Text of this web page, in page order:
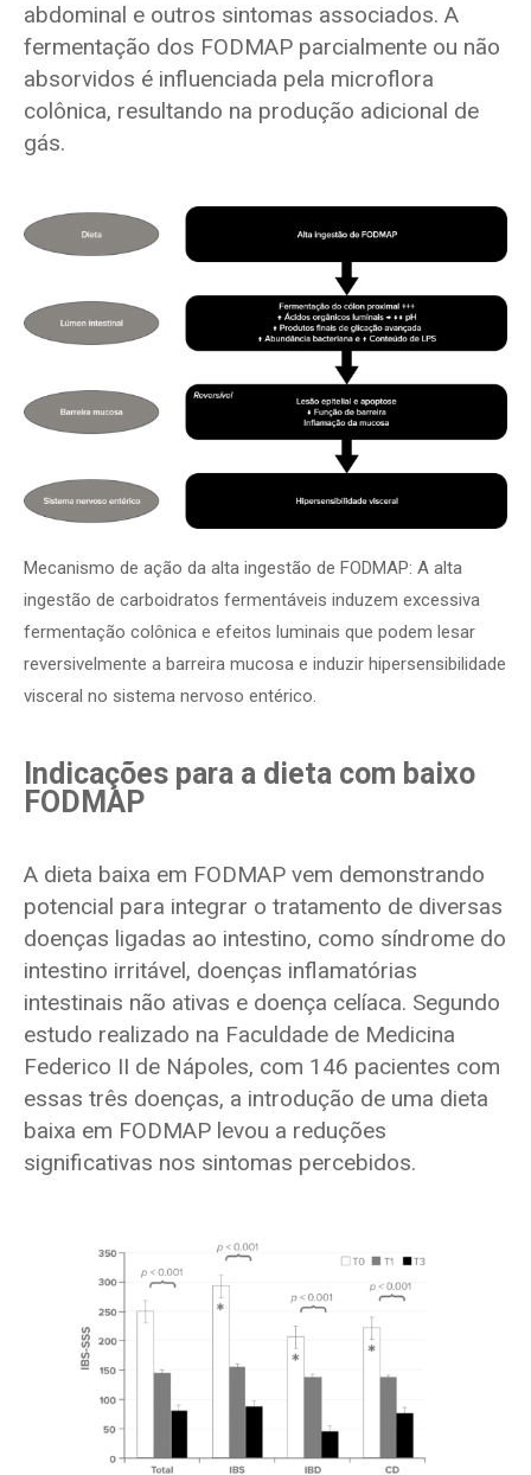
abdominal e outros sintomas associados. A
fermentação dos FODMAP parcialmente ou não
absorvidos é influenciada pela microflora
colônica, resultando na produção adicional de
gás.
Mecanismo de ação da alta ingestão de FODMAP: A alta
ingestão de carboidratos fermentáveis induzem excessiva
fermentação colônica e efeitos luminais que podem lesar
reversivelmente a barreira mucosa e induzir hipersensibilidade
visceral no sistema nervoso entérico.
Indicações para a dieta com baixo
FODMAP
A dieta baixa em FODMAP vem demonstrando
potencial para integrar o tratamento de diversas
doenças ligadas ao intestino, como síndrome do
intestino irritável, doenças inflamatórias
intestinais não ativas e doença celíaca. Segundo
estudo realizado na Faculdade de Medicina
Federico II de Nápoles, com 146 pacientes com
essas três doenças, a introdução de uma dieta
baixa em FODMAP levou a reduções
significativas nos sintomas percebidos.